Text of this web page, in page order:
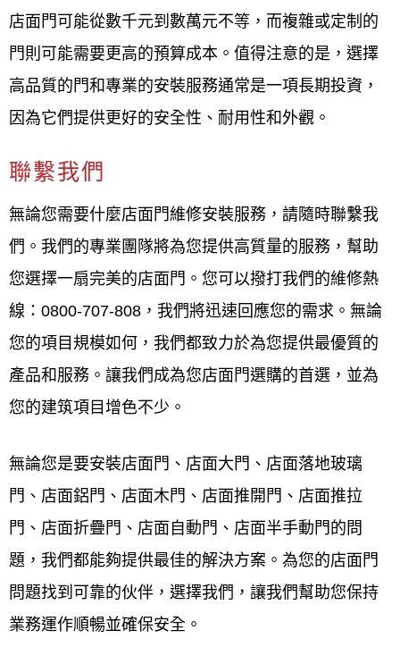
店面門可能從數千元到數萬元不等，而複雜或定制的
門則可能需要更高的預算成本。值得注意的是，選擇
高品質的門和專業的安裝服務通常是一項長期投資，
因為它們提供更好的安全性、耐用性和外觀。
聯繫我們
無論您需要什麼店面門維修安裝服務，請隨時聯繫我
們。我們的專業團隊將為您提供高質量的服務 ， 幫助
您選擇一扇完美的店面門 。您可以撥打我們的維修熱
線：0800-707-808，我們將迅速回應您的需求。無論
您的項目規模如何，我們都致力於為您提供最優質的
產品和服務。讓我們成為您店面門選購的首選，並為
您的建筑項目增色不少。
無論您是要安裝店面門、店面大門、店面落地玻璃
門、店面鋁門、店面木門、店面推開門、店面推拉
門、店面折疊門、店面自動門、店面半手動門的問
題，我們都能夠提供最佳的解決方案。為您的店面門
問題找到可靠的伙伴，選擇我們，讓我們幫助您保持
業務運作順暢並確保安全。